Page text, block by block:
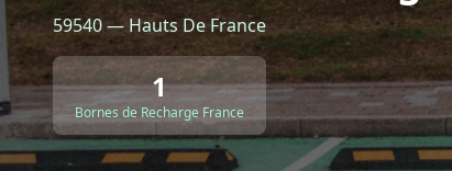
59540 — Hauts De France
1
Bornes de Recharge France